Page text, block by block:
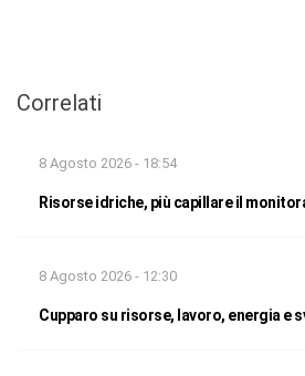
Correlati
8 Agosto 2026 - 18:54
Risorse idriche, più capillare il
8 Agosto 2026 - 12:30
Cupparo su risorse, lavoro, energia e